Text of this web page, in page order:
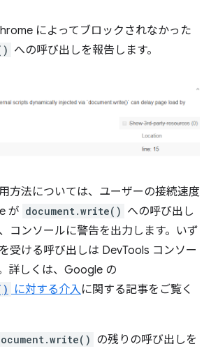
によってブロックされなかった
への呼び出しを報告します。
方法については、ユーザーの接続速度
が document.write() への呼び出し
コンソールに警告を出力します。いず
受ける呼び出しは DevTools コンソー
詳しくは、Google の
に対する介入に関する記事をご覧く
の残りの呼び出しを